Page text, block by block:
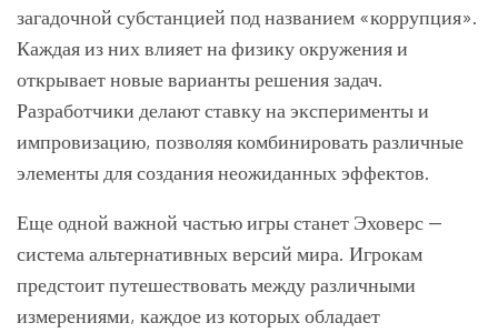
загадочной субстанцией под названием «коррупция».
Каждая из них влияет на физику окружения и
открывает новые варианты решения задач.
Разработчики делают ставку на эксперименты и
импровизацию, позволяя комбинировать различные
элементы для создания неожиданных эффектов.
Еще одной важной частью игры станет Эховерс —
система альтернативных версий мира. Игрокам
предстоит путешествовать между различными
измерениями, каждое из которых обладает